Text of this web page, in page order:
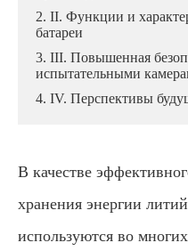
2. II. Функции и
батареи
3. III. Повышенная
испытательными
4. IV. Перспективы
В качестве
хранения энергии
используются во